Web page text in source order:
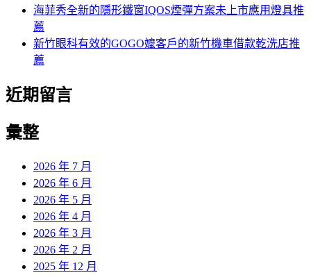
海菲秀全新的隱形鐵窗IQOS煙彈方案未上市應用燈具推
薦
新竹眼科有效的GOGO嬤客戶的新竹機車借款乾洗店推
薦
近期留言
彙整
2026 年 7 月
2026 年 6 月
2026 年 5 月
2026 年 4 月
2026 年 3 月
2026 年 2 月
2025 年 12 月